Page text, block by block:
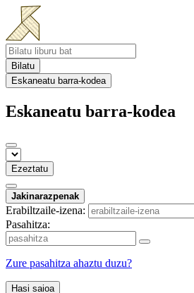
Bilatu
Eskaneatu barra-kodea
Eskaneatu barra-kodea
Ezeztatu
Jakinarazpenak
Erabiltzaile-izena:
Pasahitza:
Zure pasahitza ahaztu duzu?
Hasi saioa